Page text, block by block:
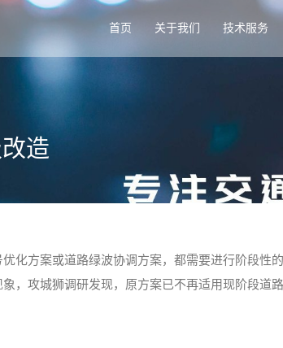
首页 关于我们 技术服务
造
化方案或道路绿波协调方案，都需要进行阶段性
，攻城狮调研发现，原方案已不再适用现阶段道